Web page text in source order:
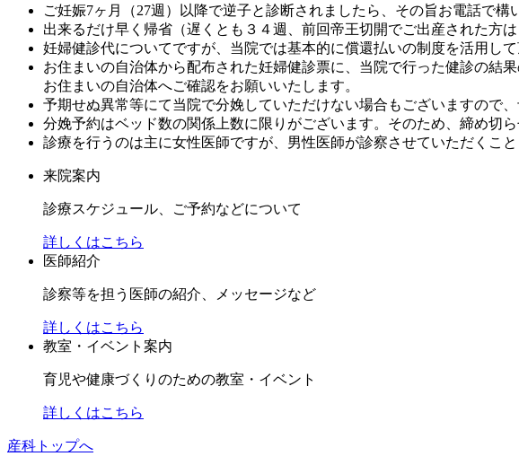
ご妊娠7ヶ月（27週）以降で逆子と診断されましたら、その旨お電話で構
出来るだけ早く帰省（遅くとも３４週、前回帝王切開でご出産された方
妊婦健診代についてですが、当院では基本的に償還払いの制度を活用
お住まいの自治体から配布された妊婦健診票に、当院で行った健診の結
お住まいの自治体へご確認をお願いいたします。
予期せぬ異常等にて当院で分娩していただけない場合もございますので、
分娩予約はベッド数の関係上数に限りがございます。そのため、締め切
診療を行うのは主に女性医師ですが、男性医師が診察させていただくこ
来院案内
診療スケジュール、ご予約などについて
詳しくはこちら
医師紹介
診察等を担う医師の紹介、メッセージなど
詳しくはこちら
教室・イベント案内
育児や健康づくりのための教室・イベント
詳しくはこちら
産科トップへ